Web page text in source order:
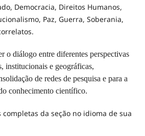
Democracia, Direitos Humanos,
Paz, Guerra, Soberania,
o diálogo entre diferentes perspectivas
institucionais e geográficas,
de redes de pesquisa e para a
conhecimento científico.
da seção no idioma de sua